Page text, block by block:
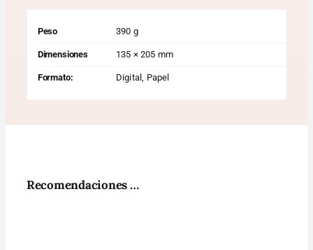
Peso 390 g
Dimensiones 135 × 205 mm
Formato: Digital, Papel
Recomendaciones …